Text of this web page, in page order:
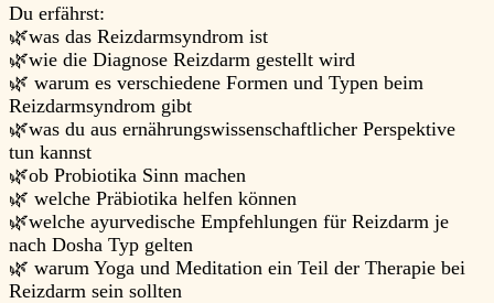
Du erfährst:
🌿was das Reizdarmsyndrom ist
🌿wie die Diagnose Reizdarm gestellt wird
🌿 warum es verschiedene Formen und Typen beim
Reizdarmsyndrom gibt
🌿was du aus ernährungswissenschaftlicher Perspektive
tun kannst
🌿ob Probiotika Sinn machen
🌿 welche Präbiotika helfen können
🌿welche ayurvedische Empfehlungen für Reizdarm je
nach Dosha Typ gelten
🌿 warum Yoga und Meditation ein Teil der Therapie bei
Reizdarm sein sollten